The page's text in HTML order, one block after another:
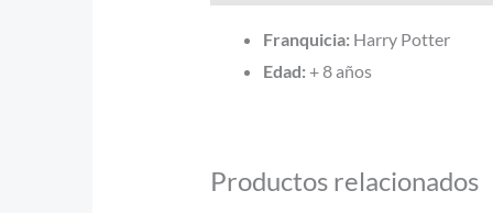
Franquicia: Harry Potter
Edad: + 8 años
Productos relacionados